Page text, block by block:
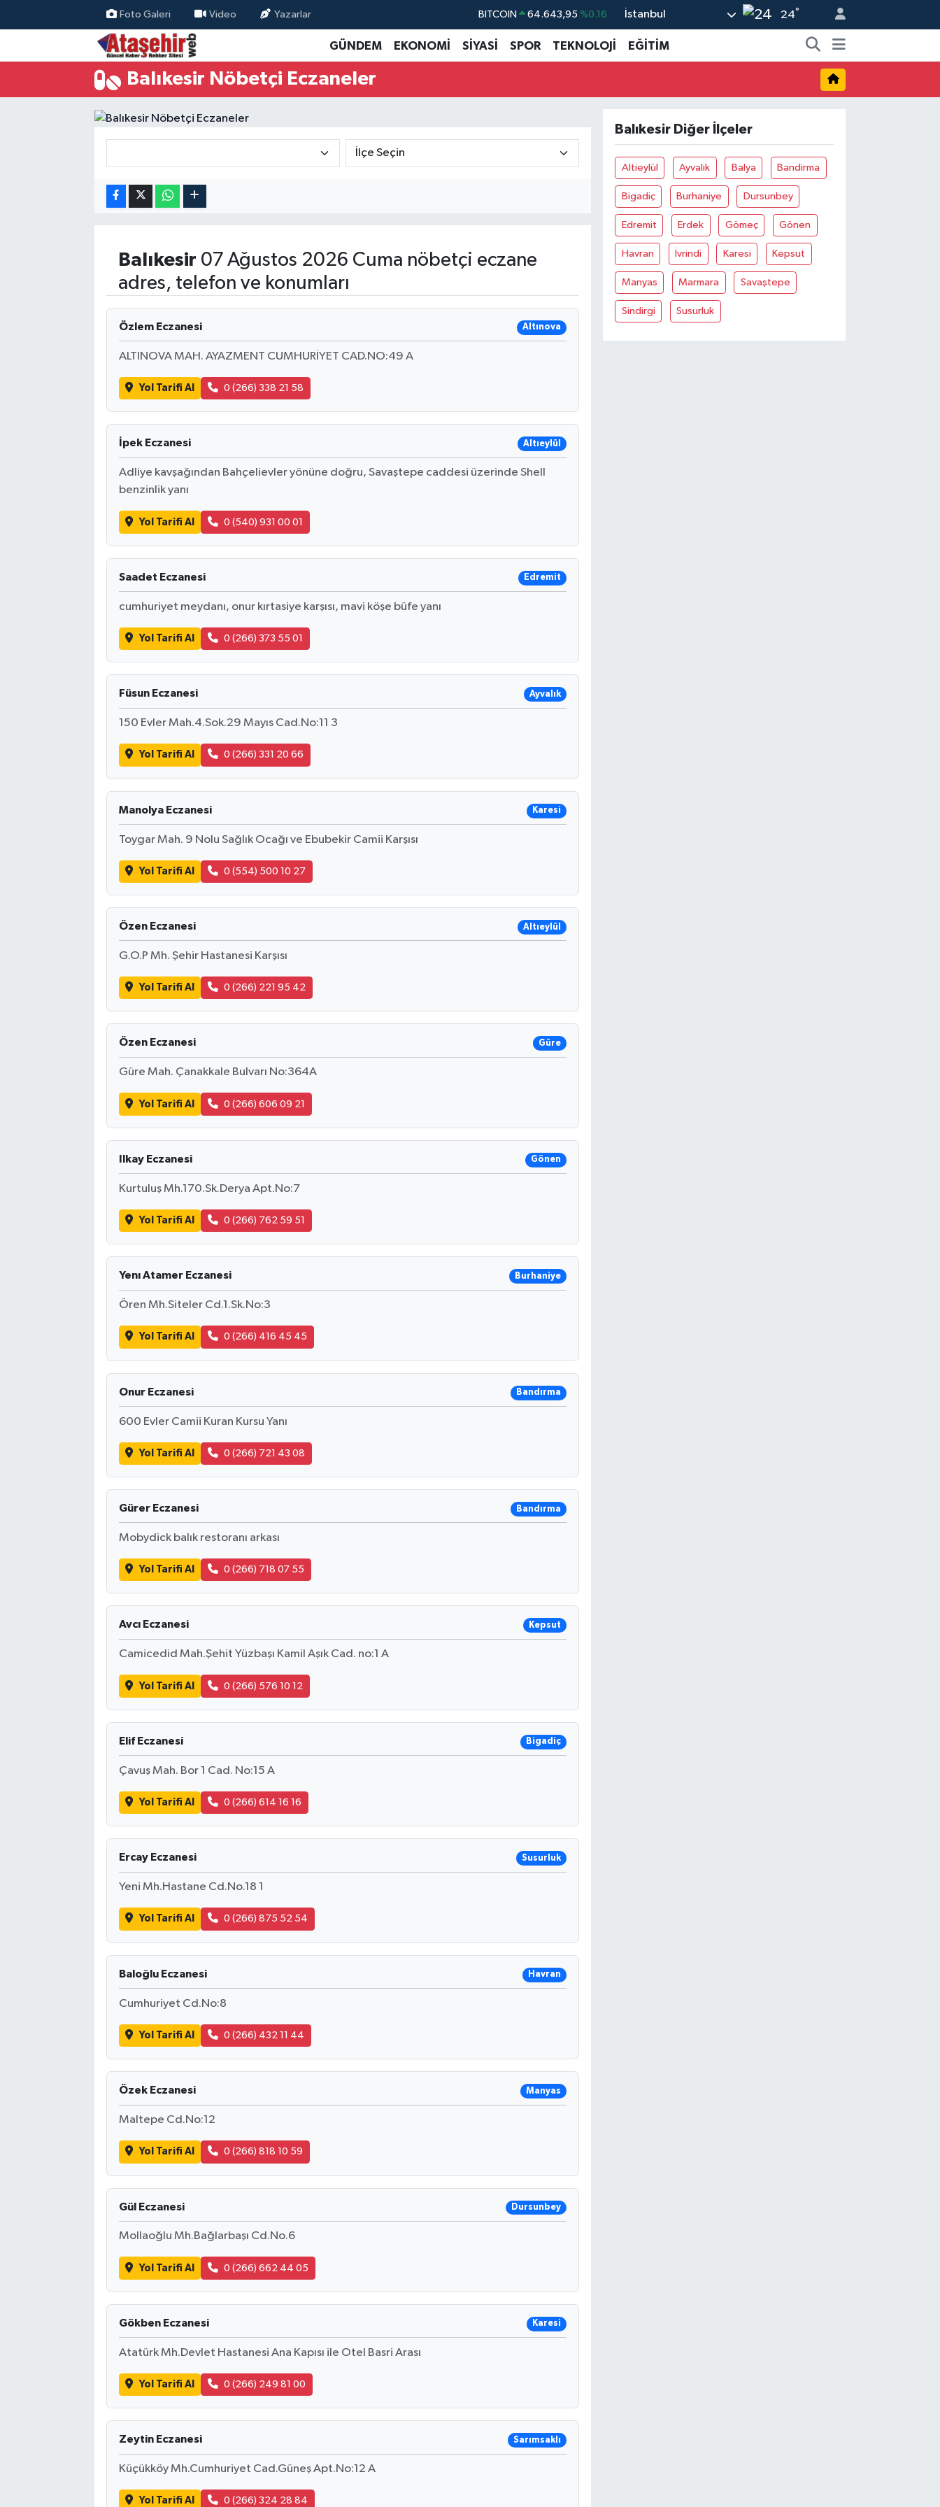
Foto Galeri Video Yazarlar
DOLAR 47,6704 %0
EURO 55,0406 %-0.08
İstanbul 24°
GÜNDEM EKONOMİ SİYASİ SPOR TEKNOLOJİ EĞİTİM
Balıkesir Nöbetçi Eczaneler
Balıkesir 07 Ağustos 2026 Cuma nöbetçi eczane
adres, telefon ve konumları
Özlem Eczanesi Altınova
ALTINOVA MAH. AYAZMENT CUMHURİYET CAD.NO:49 A
Yol Tarifi Al 0 (266) 338 21 58
İpek Eczanesi Altıeylül
Adliye kavşağından Bahçelievler yönüne doğru, Savaştepe caddesi üzerinde Shell
benzinlik yanı
Yol Tarifi Al 0 (540) 931 00 01
Saadet Eczanesi Edremit
cumhuriyet meydanı, onur kırtasiye karşısı, mavi köşe büfe yanı
Yol Tarifi Al 0 (266) 373 55 01
Füsun Eczanesi Ayvalık
150 Evler Mah.4.Sok.29 Mayıs Cad.No:11 3
Yol Tarifi Al 0 (266) 331 20 66
Manolya Eczanesi Karesi
Toygar Mah. 9 Nolu Sağlık Ocağı ve Ebubekir Camii Karşısı
Yol Tarifi Al 0 (554) 500 10 27
Özen Eczanesi Altıeylül
G.O.P Mh. Şehir Hastanesi Karşısı
Yol Tarifi Al 0 (266) 221 95 42
Özen Eczanesi Güre
Güre Mah. Çanakkale Bulvarı No:364A
Yol Tarifi Al 0 (266) 606 09 21
Ilkay Eczanesi Gönen
Kurtuluş Mh.170.Sk.Derya Apt.No:7
Yol Tarifi Al 0 (266) 762 59 51
Yenı Atamer Eczanesi Burhaniye
Ören Mh.Siteler Cd.1.Sk.No:3
Yol Tarifi Al 0 (266) 416 45 45
Onur Eczanesi Bandırma
600 Evler Camii Kuran Kursu Yanı
Yol Tarifi Al 0 (266) 721 43 08
Gürer Eczanesi Bandırma
Mobydick balık restoranı arkası
Yol Tarifi Al 0 (266) 718 07 55
Avcı Eczanesi Kepsut
Camicedid Mah.Şehit Yüzbaşı Kamil Aşık Cad. no:1 A
Yol Tarifi Al 0 (266) 576 10 12
Elif Eczanesi Bigadiç
Çavuş Mah. Bor 1 Cad. No:15 A
Yol Tarifi Al 0 (266) 614 16 16
Ercay Eczanesi Susurluk
Yeni Mh.Hastane Cd.No.18 1
Yol Tarifi Al 0 (266) 875 52 54
Baloğlu Eczanesi Havran
Cumhuriyet Cd.No:8
Yol Tarifi Al 0 (266) 432 11 44
Özek Eczanesi Manyas
Maltepe Cd.No:12
Yol Tarifi Al 0 (266) 818 10 59
Gül Eczanesi Dursunbey
Mollaoğlu Mh.Bağlarbaşı Cd.No.6
Yol Tarifi Al 0 (266) 662 44 05
Gökben Eczanesi Karesi
Atatürk Mh.Devlet Hastanesi Ana Kapısı ile Otel Basri Arası
Yol Tarifi Al 0 (266) 249 81 00
Zeytin Eczanesi Sarımsaklı
Küçükköy Mh.Cumhuriyet Cad.Güneş Apt.No:12 A
Yol Tarifi Al 0 (266) 324 28 84
Balıkesir Diğer İlçeler
Altieylül Ayvalik Balya Bandirma
Bigadiç Burhaniye Dursunbey
Edremit Erdek Gömeç Gönen
Havran İvrindi Karesi Kepsut
Manyas Marmara Savaştepe
Sindirgi Susurluk
Hava Durumu
Trafik Durumu
Süper Lig Puan Durumu ve Fikstür
Son Dakika Haberleri